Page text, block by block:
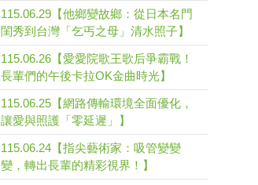
115.06.29【他鄉變故鄉：從日本名門
閨秀到台灣「乞丐之母」清水照子】
115.06.26【愛愛院歌王歌后爭霸戰！
長輩們的午後卡拉OK金曲時光】
115.06.25【網路傳輸環境全面優化，
讓愛與照護「零延遲」】
115.06.24【指尖藝術家：吸管變變
變，轉出長輩的精彩視界！】